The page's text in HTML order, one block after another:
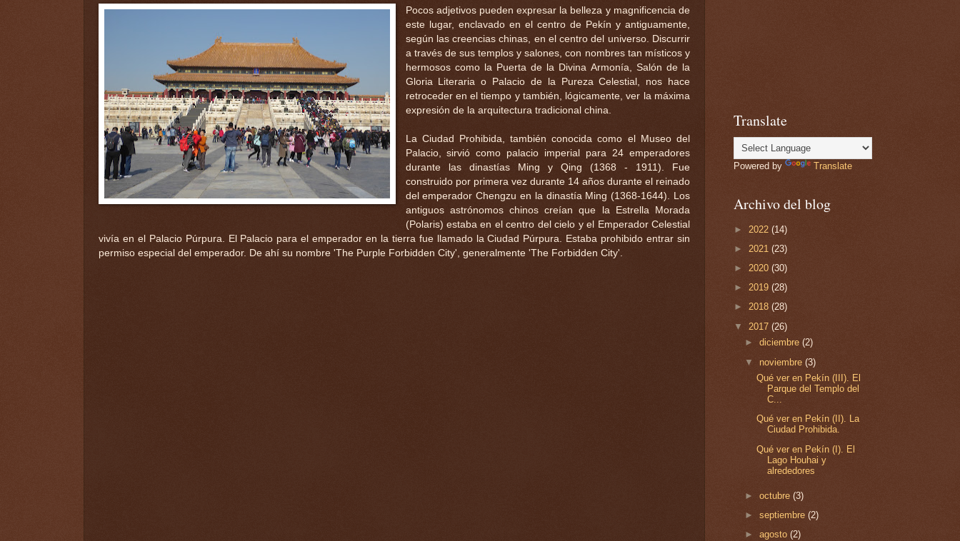
Pocos adjetivos pueden expresar la belleza y magnificencia de
este lugar, enclavado en el centro de Pekín y antiguamente,
según las creencias chinas, en el centro del universo. Discurrir
a través de sus templos y salones, con nombres tan místicos y
hermosos como la Puerta de la Divina Armonía, Salón de la
Gloria Literaria o Palacio de la Pureza Celestial, nos hace
retroceder en el tiempo y también, lógicamente, ver la máxima
expresión de la arquitectura tradicional china.
La Ciudad Prohibida, también conocida como el Museo del
Palacio, sirvió como palacio imperial para 24 emperadores
durante las dinastías Ming y Qing (1368 - 1911). Fue
construido por primera vez durante 14 años durante el reinado
del emperador Chengzu en la dinastía Ming (1368-1644). Los
antiguos astrónomos chinos creían que la Estrella Morada
(Polaris) estaba en el centro del cielo y el Emperador Celestial
vivía en el Palacio Púrpura. El Palacio para el emperador en la tierra fue llamado la Ciudad Púrpura. Estaba prohibido entrar sin
permiso especial del emperador. De ahí su nombre 'The Purple Forbidden City', generalmente 'The Forbidden City'.
Translate
Powered by Translate
Archivo del blog
► 2022 (14)
► 2021 (23)
► 2020 (30)
► 2019 (28)
► 2018 (28)
▼ 2017 (26)
►diciembre(2)
▼ noviembre(3)
Qué ver en Pekín (III). El
Parque del Templo del
C...
Qué ver en Pekín (II). La
Ciudad Prohibida.
Qué ver en Pekín (I). El
Lago Houhai y
alrededores
►octubre(3)
►septiembre(2)
►agosto(2)